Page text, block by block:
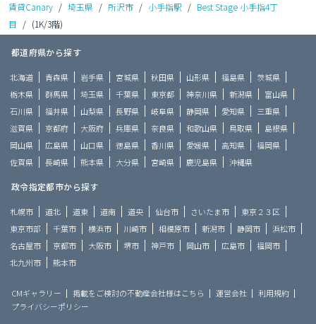
賃貸Canary / 埼玉県 / 所沢市 / 小手指駅 / Best Stage 小手指4丁
目
/ (1K/3階)
都道府県から探す
北海道 青森県 岩手県 宮城県 秋田県 山形県 福島県
茨城県
栃木県
群馬県 埼玉県 千葉県 東京都 神奈川県 新潟県
富山県
石川県
福井県 山梨県 長野県 岐阜県 静岡県 愛知県
三重県
滋賀県
京都府 大阪府 兵庫県 奈良県 和歌山県 鳥取県
島根県
岡山県
広島県 山口県 徳島県 香川県 愛媛県 高知県
福岡県
佐賀県
長崎県 熊本県 大分県 宮崎県 鹿児島県 沖縄県
政令指定都市から探す
札幌市 道北 道東 道南 道央 仙台市 さいたま市
東京２３区
東京市部
千葉市 横浜市 川崎市 相模原市 新潟市 静岡市
浜松市
名古屋市
京都市 大阪市 堺市 神戸市 岡山市 広島市
福岡市
北九州市
熊本市
CMギャラリー 掲載をご検討の不動産会社様はこちら 運営会社
利用規約
プライバシーポリシー